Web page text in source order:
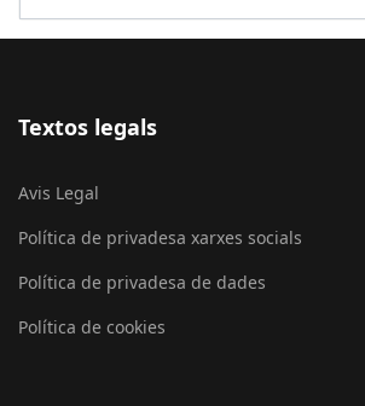
Textos legals
Avis Legal
Política de privadesa xarxes socials
Política de privadesa de dades
Política de cookies